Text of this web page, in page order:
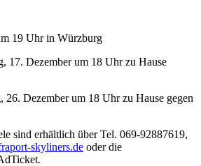
19 Uhr in Würzburg
17. Dezember um 18 Uhr zu Hause
Dezember um 18 Uhr zu Hause gegen
sind erhältlich über Tel. 069-92887619,
skyliners.de oder die